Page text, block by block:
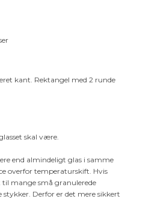
kant. Rektangel med 2 runde
skal være.
end almindeligt glas i samme
overfor temperaturskift. Hvis
til mange små granulerede
stykker. Derfor er det mere sikkert